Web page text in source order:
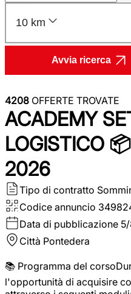
10 km
Avvia ricerca
4208 OFFERTE TROVATE
ACADEMY
LOGISTICO
2026
Tipo di contratto
Codice annuncio
Data di pubblicazione
Città Pontedera
📚 Programma del
l'opportunità di acquisire